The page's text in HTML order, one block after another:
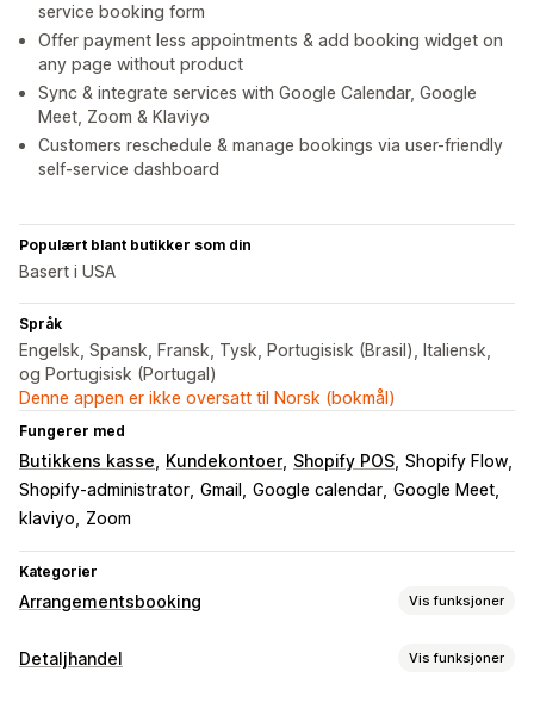
service booking form
Offer payment less appointments & add booking widget on
any page without product
Sync & integrate services with Google Calendar, Google
Meet, Zoom & Klaviyo
Customers reschedule & manage bookings via user-friendly
self-service dashboard
Populært blant butikker som din
Basert i USA
Språk
Engelsk, Spansk, Fransk, Tysk, Portugisisk (Brasil), Italiensk,
og Portugisisk (Portugal)
Denne appen er ikke oversatt til Norsk (bokmål)
Fungerer med
Butikkens kasse Kundekontoer Shopify POS Shopify Flow
Shopify-administrator Gmail Google calendar Google Meet
klaviyo
Zoom
Kategorier
Arrangementsbooking Vis funksjoner
Arrangementstype
Detaljhandel Vis funksjoner